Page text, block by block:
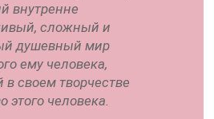
внутренне
сложный и
душевный мир
ему человека,
в своем творчестве
этого человека.